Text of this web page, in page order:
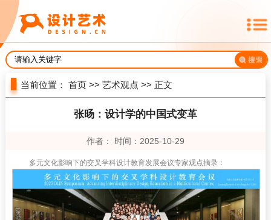
当前位置：首页 >>艺术观点 >> 正文
张旸：设计学的中国式变革
作者： 时间：2025-10-29
多元文化影响下的交叉学科设计教育发展会议专家观点摘录：